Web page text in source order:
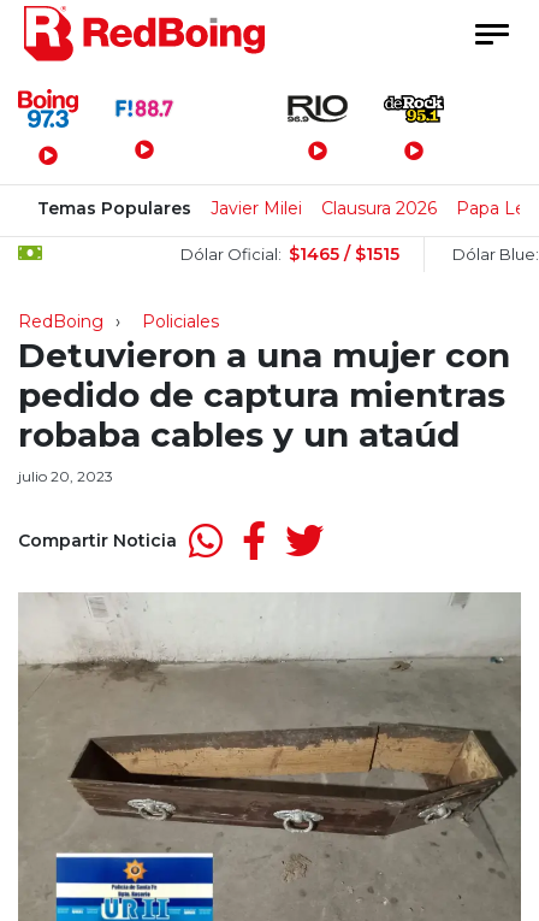
Menú Principal
Temas Populares Javier Milei Clausura 2026 Papa
Dólar Oficial: $1465 / $1515 Dólar Blue:
RedBoing Policiales
Detuvieron a una mujer con
pedido de captura mientras
robaba cables y un ataúd
julio 20, 2023
Compartir Noticia